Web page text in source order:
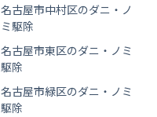
名古屋市中村区のダニ・ノ
ミ駆除
名古屋市東区のダニ・ノミ
駆除
名古屋市緑区のダニ・ノミ
駆除